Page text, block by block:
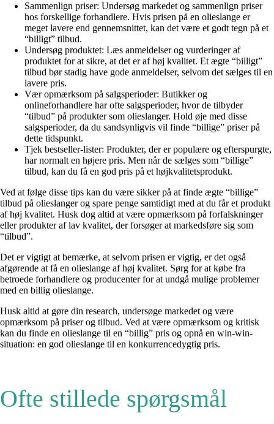
Sammenlign priser: Undersøg markedet og sammenlign priser
hos forskellige forhandlere. Hvis prisen på en olieslange er
meget lavere end gennemsnittet, kan det være et godt tegn på et
“billigt” tilbud.
Undersøg produktet: Læs anmeldelser og vurderinger af
produktet for at sikre, at det er af høj kvalitet. Et ægte “billigt”
tilbud bør stadig have gode anmeldelser, selvom det sælges til en
lavere pris.
Vær opmærksom på salgsperioder: Butikker og
onlineforhandlere har ofte salgsperioder, hvor de tilbyder
“tilbud” på produkter som olieslanger. Hold øje med disse
salgsperioder, da du sandsynligvis vil finde “billige” priser på
dette tidspunkt.
Tjek bestseller-lister: Produkter, der er populære og efterspurgte,
har normalt en højere pris. Men når de sælges som “billige”
tilbud, kan du få en god pris på et højkvalitetsprodukt.
Ved at følge disse tips kan du være sikker på at finde ægte “billige”
tilbud på olieslanger og spare penge samtidigt med at du får et produkt
af høj kvalitet. Husk dog altid at være opmærksom på forfalskninger
eller produkter af lav kvalitet, der forsøger at markedsføre sig som
“tilbud”.
Det er vigtigt at bemærke, at selvom prisen er vigtig, er det også
afgørende at få en olieslange af høj kvalitet. Sørg for at købe fra
betroede forhandlere og producenter for at undgå mulige problemer
med en billig olieslange.
Husk altid at gøre din research, undersøge markedet og være
opmærksom på priser og tilbud. Ved at være opmærksom og kritisk
kan du finde en olieslange til en “billig” pris og opnå en win-win-
situation: en god olieslange til en konkurrencedygtig pris.
Ofte stillede spørgsmål